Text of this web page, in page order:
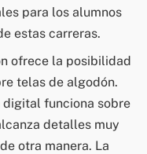
para los alumnos
estas carreras.
ofrece la posibilidad
telas de algodón.
funciona sobre
detalles muy
otra manera. La